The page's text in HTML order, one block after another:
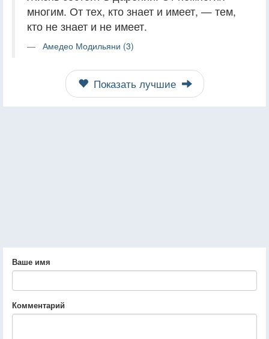
многим. От тех, кто знает и имеет, — тем,
кто не знает и не имеет.
Амедео Модильяни (3)
Показать лучшие
Ваше имя
Комментарий